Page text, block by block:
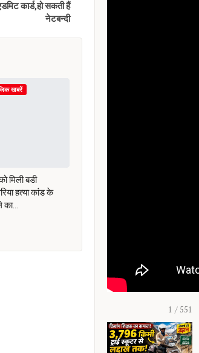
कार्ड,हो सकती हैं
नेटबन्दी
खबरें
मिली बडी
हत्या कांड के
का…
1 / 551